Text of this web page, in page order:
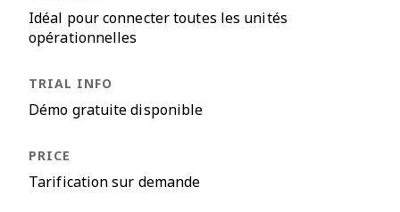
Idéal pour connecter toutes les unités
opérationnelles
Démo gratuite disponible
Tarification sur demande